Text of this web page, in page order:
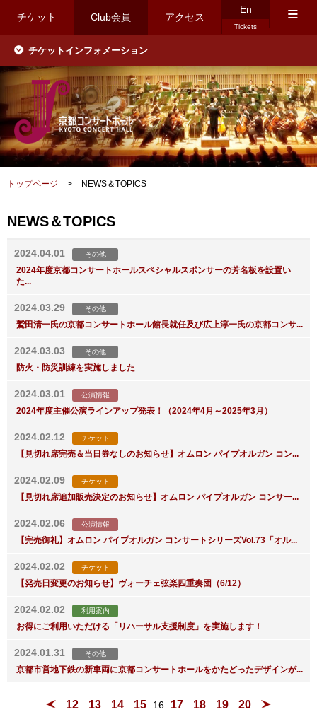
チケット Club会員 アクセス
En
Tickets
≡
チケットインフォメーション
トップページ > NEWS＆TOPICS
NEWS＆TOPICS
2024.04.01 その他
2024年度京都コンサートホールスペシャルスポンサーの芳名板を設置い
た...
2024.03.29 その他
鷲田清一氏の京都コンサートホール館長就任及び広上淳一氏の京都コンサ...
2024.03.03 その他
防火・防災訓練を実施しました
2024.03.01 公演情報
2024年度主催公演ラインアップ発表！（2024年4月～2025年3月）
2024.02.12 チケット
【見切れ席完売＆当日券なしのお知らせ】オムロン パイプオルガン コン...
2024.02.09 チケット
【見切れ席追加販売決定のお知らせ】オムロン パイプオルガン コンサー...
2024.02.06 公演情報
【完売御礼】オムロン パイプオルガン コンサートシリーズVol.73「オル...
2024.02.02 チケット
【発売日変更のお知らせ】ヴォーチェ弦楽四重奏団（6/12）
2024.02.02 利用案内
お得にご利用いただける「リハーサル支援制度」を実施します！
2024.01.31 その他
京都市営地下鉄の新車両に京都コンサートホールをかたどったデザインが...
12 13 14 15 16 17 18 19 20